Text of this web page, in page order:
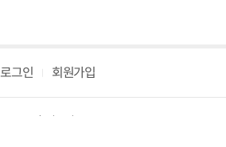
로그인 회원가입